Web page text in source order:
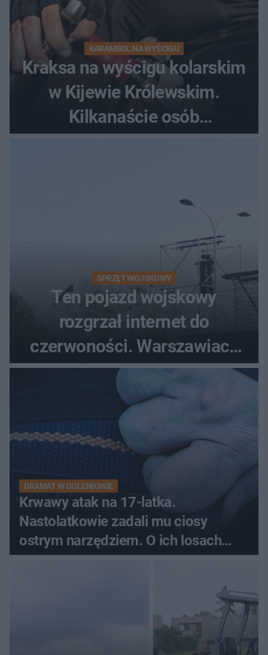
KARAMBOL NA WYŚCIGU
Kraksa na wyścigu kolarskim
w Kijewie Królewskim.
Kilkanaście osób
SPRZĘT WOJSKOWY
Ten pojazd wojskowy
rozgrzał internet do
czerwoności. Warszawiacy
pytali, czy to Mad Max!
DRAMAT W GOLENIOWIE
Krwawy atak na 17-latka.
Nastolatkowie zadali mu ciosy
ostrym narzędziem. O ich losach
zdecyduje sąd rodzinny